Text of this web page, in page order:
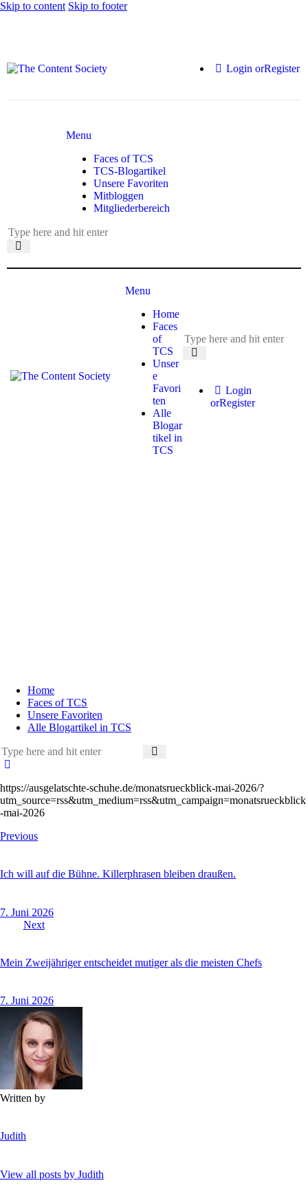
Skip to content Skip to footer
Login orRegister
Menu
Faces of TCS
TCS-Blogartikel
Unsere Favoriten
Mitbloggen
Mitgliederbereich
Menu
Home
Faces
of
TCS
Unser
e
Favori
ten
Alle
Blogar
tikel in
TCS
Login
orRegister
Home
Faces of TCS
Unsere Favoriten
Alle Blogartikel in TCS
https://ausgelatschte-schuhe.de/monatsrueckblick-mai-2026/?
utm_source=rss&utm_medium=rss&utm_campaign=monatsrueckblick
-mai-2026
Previous
Ich will auf die Bühne. Killerphrasen bleiben draußen.
7. Juni 2026
Next
Mein Zweijähriger entscheidet mutiger als die meisten Chefs
7. Juni 2026
Written by
Judith
View all posts by Judith